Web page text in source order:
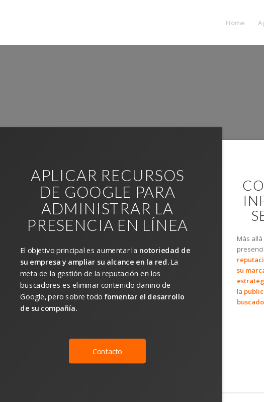
Home
APLICAR RECURSOS
DE GOOGLE PARA
ADMINISTRAR LA
PRESENCIA EN LÍNEA
El objetivo principal es aumentar la notoriedad de
su empresa y ampliar su alcance en la red. La
meta de la gestión de la reputación en los
buscadores es eliminar contenido dañino de
Google, pero sobre todo fomentar el desarrollo
de su compañía.
Contacto
Más
su
la